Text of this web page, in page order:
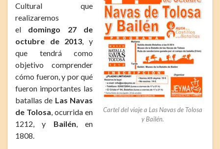
Cartel del viaje a Las Navas de Tolosa
y Bailén.
Cultural que
realizaremos
el domingo 27 de
octubre de 2013, y
que tendrá como
objetivo comprender
cómo fueron, y por qué
fueron importantes las
batallas de Las Navas
de Tolosa, ocurrida en
1212, y Bailén, en
1808.